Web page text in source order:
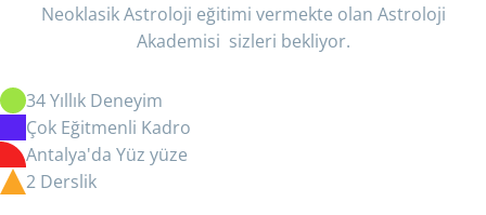
Neoklasik Astroloji eğitimi vermekte olan Astroloji
Akademisi sizleri bekliyor.
34 Yıllık Deneyim
Çok Eğitmenli Kadro
Antalya'da Yüz yüze
2 Derslik